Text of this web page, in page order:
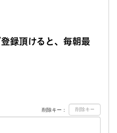
録頂けると、毎朝最
削除キー：